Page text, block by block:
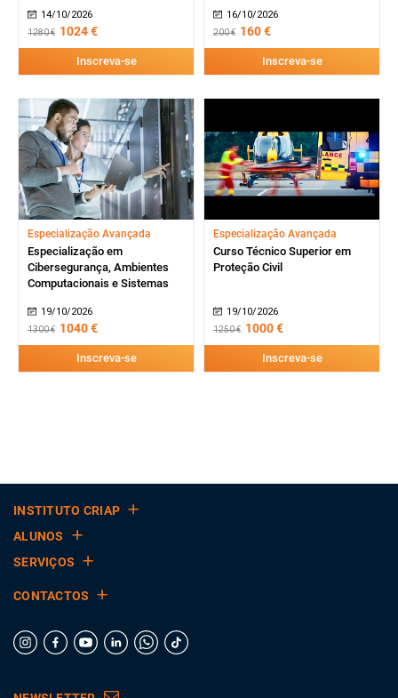
14/10/2026
1280 € 1024 €
Inscreva-se
16/10/2026
200 € 160 €
Inscreva-se
Especialização Avançada
Especialização em
Cibersegurança, Ambientes
Computacionais e Sistemas
19/10/2026
1300 € 1040 €
Inscreva-se
Especialização Avançada
Curso Técnico Superior em
Proteção Civil
19/10/2026
1250 € 1000 €
Inscreva-se
INSTITUTO CRIAP
ALUNOS
SERVIÇOS
CONTACTOS